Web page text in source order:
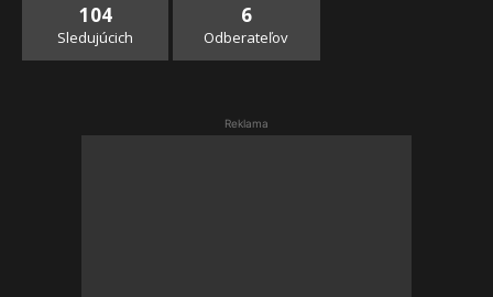
104
Sledujúcich
6
Odberateľov
Reklama